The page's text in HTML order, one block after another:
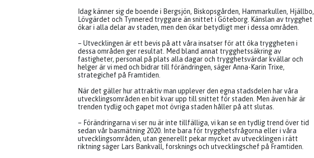
Idag känner sig de boende i Bergsjön, Biskopsgården, Hammarkullen, Hjällbo,
Lövgärdet och Tynnered tryggare än snittet i Göteborg. Känslan av trygghet
ökar i alla delar av staden, men den ökar betydligt mer i dessa områden.
– Utvecklingen är ett bevis på att våra insatser för att öka tryggheten i
dessa områden ger resultat. Med bland annat trygghetssäkring av
fastigheter, personal på plats alla dagar och trygghetsvärdar kvällar och
helger är vi med och bidrar till förändringen, säger Anna-Karin Trixe,
strategichef på Framtiden.
När det gäller hur attraktiv man upplever den egna stadsdelen har våra
utvecklingsområden en bit kvar upp till snittet för staden. Men även här är
trenden tydlig och gapet mot övriga staden håller på att slutas.
– Förändringarna vi ser nu är inte tillfälliga, vi kan se en tydlig trend över tid
sedan vår basmätning 2020. Inte bara för trygghetsfrågorna eller i våra
utvecklingsområden, utan generellt pekar mycket av utvecklingen i rätt
riktning säger Lars Bankvall, forsknings och utvecklingschef på Framtiden.